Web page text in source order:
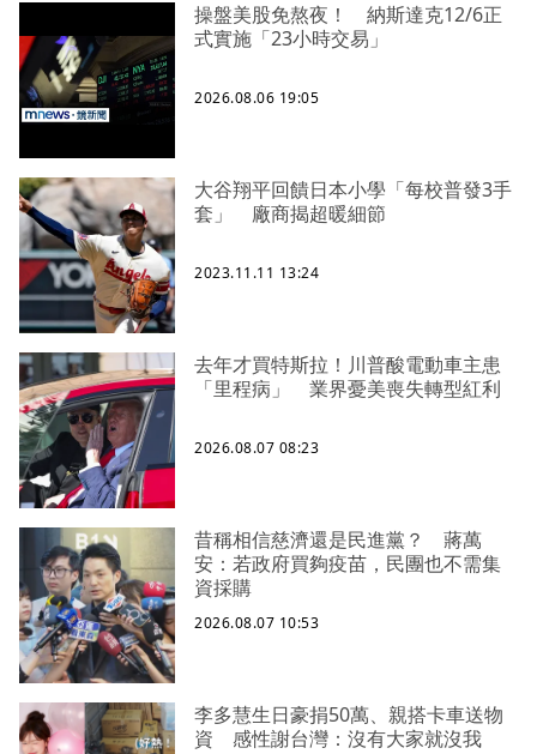
操盤美股免熬夜！ 納斯達克12/6正
式實施「23小時交易」
2026.08.06 19:05
大谷翔平回饋日本小學「每校普發3手
套」 廠商揭超暖細節
2023.11.11 13:24
去年才買特斯拉！川普酸電動車主患
「里程病」 業界憂美喪失轉型紅利
2026.08.07 08:23
昔稱相信慈濟還是民進黨？ 蔣萬
安：若政府買夠疫苗，民團也不需集
資採購
2026.08.07 10:53
李多慧生日豪捐50萬、親搭卡車送物
資 感性謝台灣：沒有大家就沒我